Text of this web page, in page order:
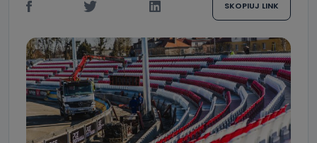
SKOPIUJ LINK